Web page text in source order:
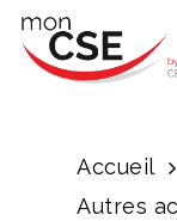
Skip
Accueil
Autres